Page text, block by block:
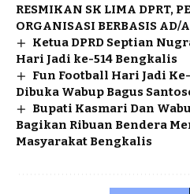
RESMIKAN SK LIMA DPRT,
ORGANISASI BERBASIS AD/
Ketua DPRD Septian
Hari Jadi ke-514 Bengkalis
Fun Football Hari Jadi
Dibuka Wabup Bagus
Bupati Kasmari Dan
Bagikan Ribuan Bendera
Masyarakat Bengkalis